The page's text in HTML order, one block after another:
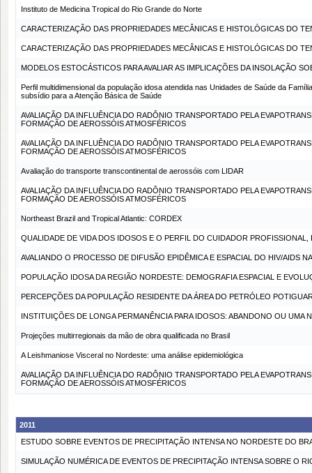
Instituto de Medicina Tropical do Rio Grande do Norte
CARACTERIZAÇÃO DAS PROPRIEDADES MECÂNICAS E HISTOLÓGICAS DO
CARACTERIZAÇÃO DAS PROPRIEDADES MECÂNICAS E HISTOLÓGICAS DO
MODELOS ESTOCÁSTICOS PARA AVALIAR AS IMPLICAÇÕES DA INSOLAÇÃO
Perfil multidimensional da população idosa atendida nas Unidades de Saúde da
subsídio para a Atenção Básica de Saúde
AVALIAÇÃO DA INFLUÊNCIA DO RADÔNIO TRANSPORTADO PELA
FORMAÇÃO DE AEROSSÓIS ATMOSFÉRICOS
AVALIAÇÃO DA INFLUÊNCIA DO RADÔNIO TRANSPORTADO PELA
FORMAÇÃO DE AEROSSÓIS ATMOSFÉRICOS
Avaliação do transporte transcontinental de aerossóis com LIDAR
AVALIAÇÃO DA INFLUÊNCIA DO RADÔNIO TRANSPORTADO PELA
FORMAÇÃO DE AEROSSÓIS ATMOSFÉRICOS
Northeast Brazil and Tropical Atlantic: CORDEX
QUALIDADE DE VIDA DOS IDOSOS E O PERFIL DO CUIDADOR PROFISSIONAL,
AVALIANDO O PROCESSO DE DIFUSÃO EPIDÊMICA E ESPACIAL DO HIV/AIDS
POPULAÇÃO IDOSA DA REGIÃO NORDESTE: DEMOGRAFIA ESPACIAL E
PERCEPÇÕES DA POPULAÇÃO RESIDENTE DA ÁREA DO PETRÓLEO
INSTITUIÇÕES DE LONGA PERMANÊNCIA PARA IDOSOS: ABANDONO OU UMA
Projeções multirregionais da mão de obra qualificada no Brasil
A Leishmaniose Visceral no Nordeste: uma análise epidemiológica
AVALIAÇÃO DA INFLUÊNCIA DO RADÔNIO TRANSPORTADO PELA
FORMAÇÃO DE AEROSSÓIS ATMOSFÉRICOS
2011
ESTUDO SOBRE EVENTOS DE PRECIPITAÇÃO INTENSA NO NORDESTE DO
SIMULAÇÃO NUMÉRICA DE EVENTOS DE PRECIPITAÇÃO INTENSA SOBRE O